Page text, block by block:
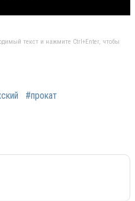
текст и нажмите Ctrl+Enter, чтобы
#прокат